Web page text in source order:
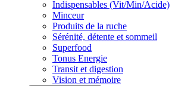
Indispensables (Vit/Min/Acide)
Minceur
Produits de la ruche
Sérénité, détente et sommeil
Superfood
Tonus Energie
Transit et digestion
Vision et mémoire